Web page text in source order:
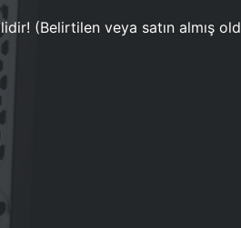
(Belirtilen veya satın almış